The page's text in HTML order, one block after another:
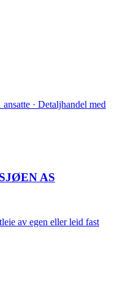
· Detaljhandel med
AS
av egen eller leid fast